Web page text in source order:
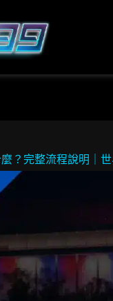
？完整流程說明｜